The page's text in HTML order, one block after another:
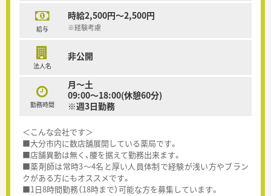
給与
時給2,500円～2,500円
※経験考慮
法人名
非公開
勤務時間
月～土
09:00～18:00(休憩60分)
※週3日勤務
＜こんな会社です＞
■大分市内に数店舗展開している薬局です。
■店舗異動は無く、腰を据えて勤務出来ます。
■薬剤師は常時3～4名と厚い人員体制で経験が浅い方やブラン
クがある方にもオススメです。
■1日8時間勤務（18時まで）可能な方を募集しています。